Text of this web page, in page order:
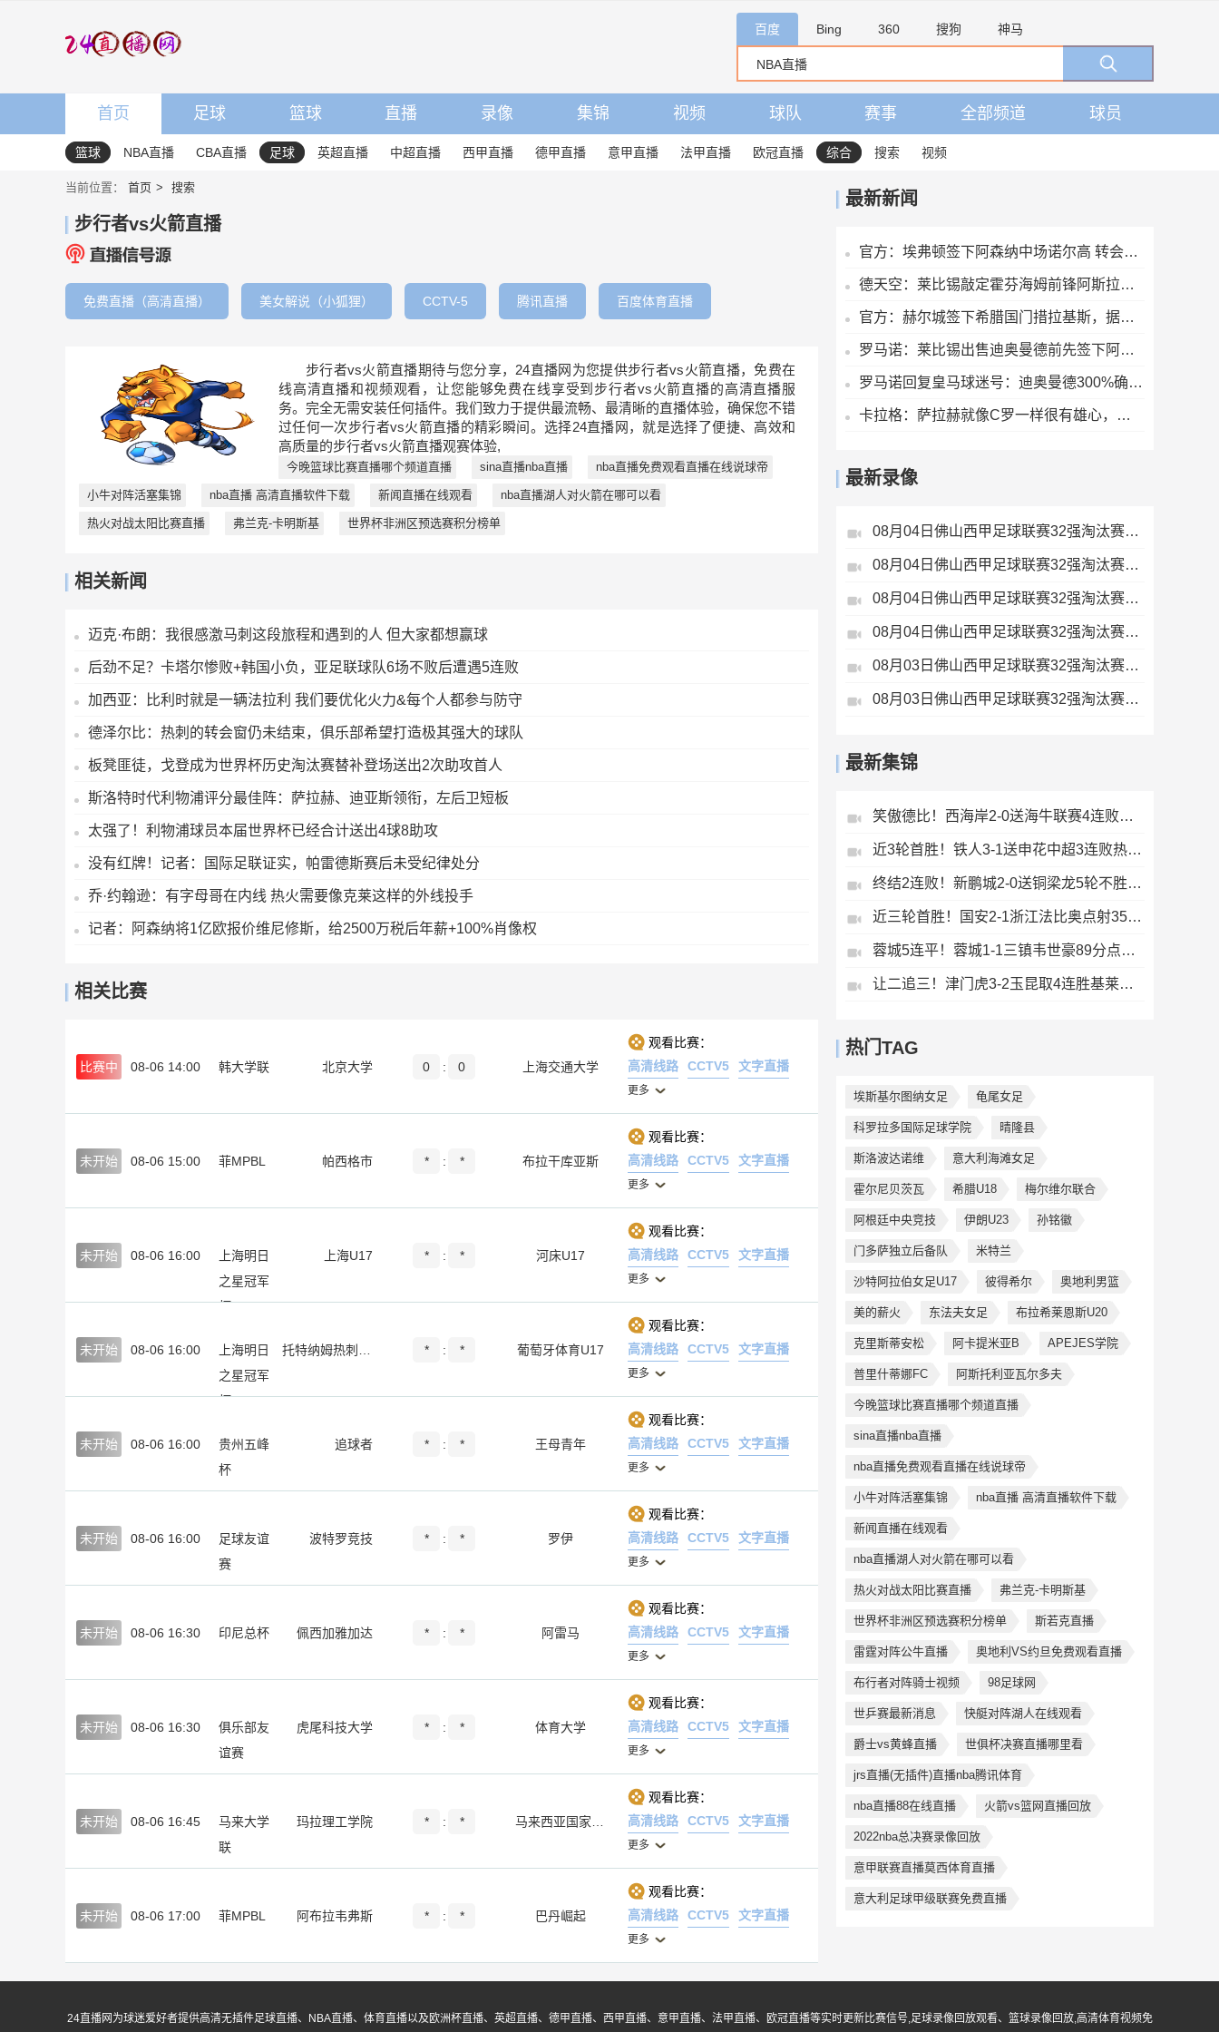
百度 Bing 360 搜狗 神马
首页 足球 篮球 直播 录像 集锦 视频 球队 赛事 全部频道 球员
篮球 NBA直播 CBA直播 足球 英超直播 中超直播 西甲直播 德甲直播 意甲直播 法甲直播 欧冠直播 综合 搜索 视频
当前位置： 首页 搜索
步行者vs火箭直播
免费直播（高清直播） 美女解说（小狐狸） CCTV-5 腾讯直播 百度体育直播
步行者vs火箭直播期待与您分享，24直播网为您提供步行者vs火箭直播，免费在
线高清直播和视频观看，让您能够免费在线享受到步行者vs火箭直播的高清直播服
务。完全无需安装任何插件。我们致力于提供最流畅、最清晰的直播体验，确保您不错
过任何一次步行者vs火箭直播的精彩瞬间。选择24直播网，就是选择了便捷、高效和
高质量的步行者vs火箭直播观赛体验,
今晚篮球比赛直播哪个频道直播 sina直播nba直播 nba直播免费观看直播在线说球帝
小牛对阵活塞集锦 nba直播 高清直播软件下载 新闻直播在线观看 nba直播湖人对火箭在哪可以看
热火对战太阳比赛直播 弗兰克-卡明斯基 世界杯非洲区预选赛积分榜单
相关新闻
迈克·布朗：我很感激马刺这段旅程和遇到的人 但大家都想赢球
后劲不足？卡塔尔惨败+韩国小负，亚足联球队6场不败后遭遇5连败
加西亚：比利时就是一辆法拉利 我们要优化火力&每个人都参与防守
德泽尔比：热刺的转会窗仍未结束，俱乐部希望打造极其强大的球队
板凳匪徒，戈登成为世界杯历史淘汰赛替补登场送出2次助攻首人
斯洛特时代利物浦评分最佳阵：萨拉赫、迪亚斯领衔，左后卫短板
太强了！利物浦球员本届世界杯已经合计送出4球8助攻
没有红牌！记者：国际足联证实，帕雷德斯赛后未受纪律处分
乔·约翰逊：有字母哥在内线 热火需要像克莱这样的外线投手
记者：阿森纳将1亿欧报价维尼修斯，给2500万税后年薪+100%肖像权
相关比赛
比赛中 08-06 14:00 韩大学联 北京大学 0 : 0 上海交通大学
观看比赛：
高清线路
CCTV5 文字直播
更多
未开始 08-06 15:00 菲MPBL 帕西格市 * : * 布拉干库亚斯
观看比赛：
高清线路
CCTV5 文字直播
更多
未开始 08-06 16:00
上海明日
之星冠军
杯
上海U17 * : * 河床U17
观看比赛：
高清线路
CCTV5 文字直播
更多
未开始 08-06 16:00
上海明日
之星冠军
杯
* : * 葡萄牙体育U17
观看比赛：
高清线路
CCTV5 文字直播
更多
未开始 08-06 16:00
贵州五峰
杯
追球者 * : * 王母青年
观看比赛：
高清线路
CCTV5 文字直播
更多
未开始 08-06 16:00
足球友谊
赛
波特罗竞技 * : * 罗伊
观看比赛：
高清线路
CCTV5 文字直播
更多
未开始 08-06 16:30 印尼总杯 佩西加雅加达 * : * 阿雷马
观看比赛：
高清线路
CCTV5 文字直播
更多
未开始 08-06 16:30
俱乐部友
谊赛
虎尾科技大学 * : * 体育大学
观看比赛：
高清线路
CCTV5 文字直播
更多
未开始 08-06 16:45
马来大学
联
玛拉理工学院 * : *
观看比赛：
高清线路
CCTV5 文字直播
更多
未开始 08-06 17:00 菲MPBL 阿布拉韦弗斯 * : * 巴丹崛起
观看比赛：
高清线路
CCTV5 文字直播
更多
最新新闻
官方：埃弗顿签下阿森纳中场诺尔高 转会费700万镑签约2年
德天空：莱比锡敲定霍芬海姆前锋阿斯拉尼，转会费约2500万欧
官方：赫尔城签下希腊国门措拉基斯，据悉转会费1700万英镑
罗马诺：莱比锡出售迪奥曼德前先签下阿斯拉尼，之后才会放他体检
罗马诺回复皇马球迷号：迪奥曼德300%确定加盟皇马
卡拉格：萨拉赫就像C罗一样很有雄心，他应该去意甲而不是土耳其
最新录像
08月04日佛山西甲足球联赛32强淘汰赛广东西南建设VS香港圣徒全场录像
08月04日佛山西甲足球联赛32强淘汰赛肇庆恒骏成VS三七互娱全场录像
08月04日佛山西甲足球联赛32强淘汰赛藝品高國際VS湛江狂狼·粵辉能源全场录像
08月04日佛山西甲足球联赛32强淘汰赛贪玩游戏VS美的薪火全场录像
08月03日佛山西甲足球联赛32强淘汰赛广州求信VS顺德新青年全场录像
08月03日佛山西甲足球联赛32强淘汰赛广州蜀地红VS广州戴拿模全场录像
最新集锦
笑傲德比！西海岸2-0送海牛联赛4连败海牛仍垫底西海岸升至第二
近3轮首胜！铁人3-1送申花中超3连败热菲尼奥双响邦本宜裕传射
终结2连败！新鹏城2-0送铜梁龙5轮不胜37岁姜至鹏破门韦斯利建功
近三轮首胜！国安2-1浙江法比奥点射35岁张稀哲制胜王钰栋送助攻
蓉城5连平！蓉城1-1三镇韦世豪89分点射救主费利佩造点李昂破门
让二追三！津门虎3-2玉昆取4连胜基莱斯读秒绝杀萨尔瓦多破门
热门TAG
埃斯基尔图纳女足 龟尾女足
科罗拉多国际足球学院 晴隆县
斯洛波达诺维 意大利海滩女足
霍尔尼贝茨瓦 希腊U18 梅尔维尔联合
阿根廷中央竞技 伊朗U23 孙铭徽
门多萨独立后备队 米特兰
沙特阿拉伯女足U17 彼得希尔 奥地利男篮
美的薪火 东法夫女足 布拉希莱恩斯U20
克里斯蒂安松 阿卡提米亚B APEJES学院
普里什蒂娜FC 阿斯托利亚瓦尔多夫
今晚篮球比赛直播哪个频道直播
sina直播nba直播
nba直播免费观看直播在线说球帝
小牛对阵活塞集锦 nba直播 高清直播软件下载
新闻直播在线观看
nba直播湖人对火箭在哪可以看
热火对战太阳比赛直播 弗兰克-卡明斯基
世界杯非洲区预选赛积分榜单 斯若克直播
雷霆对阵公牛直播 奥地利VS约旦免费观看直播
布行者对阵骑士视频 98足球网
世乒赛最新消息 快艇对阵湖人在线观看
爵士vs黄蜂直播 世俱杯决赛直播哪里看
jrs直播(无插件)直播nba腾讯体育
nba直播88在线直播 火箭vs篮网直播回放
2022nba总决赛录像回放
意甲联赛直播莫西体育直播
意大利足球甲级联赛免费直播
24直播网为球迷爱好者提供高清无插件足球直播、NBA直播、体育直播以及欧洲杯直播、英超直播、德甲直播、西甲直播、意甲直播、法甲直播、欧冠直播等实时更新比赛信号,足球录像回放观看、篮球录像回放,高清体育视频免